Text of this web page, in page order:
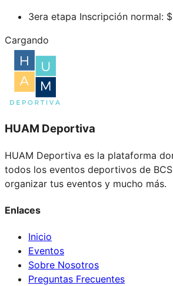
3era etapa Inscripción normal: $
Cargando
HUAM Deportiva
HUAM Deportiva es la plataforma
todos los eventos deportivos de
organizar tus eventos y mucho más.
Enlaces
Inicio
Eventos
Sobre Nosotros
Preguntas Frecuentes